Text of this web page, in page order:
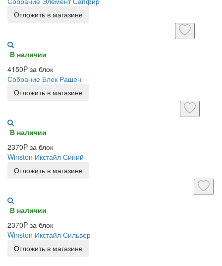
Отложить в магазине
В наличии
4150P за блок
Собрание Блек Рашен
Отложить в магазине
В наличии
2370P за блок
Winston Икстайл Синий
Отложить в магазине
В наличии
2370P за блок
Winston Икстайл Сильвер
Отложить в магазине